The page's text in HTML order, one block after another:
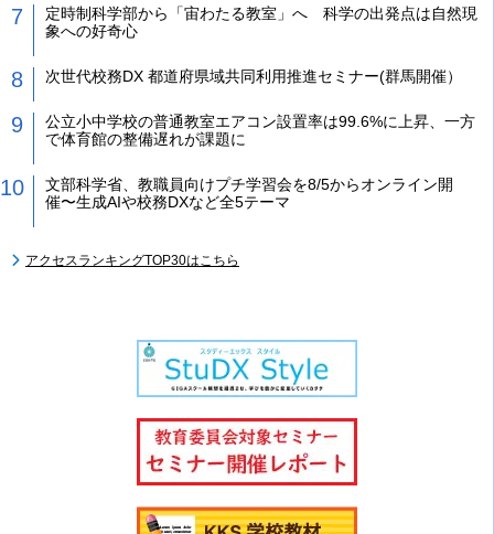
定時制科学部から「宙わたる教室」へ 科学の出発点は自然現
象への好奇心
次世代校務DX 都道府県域共同利用推進セミナー(群馬開催）
公立小中学校の普通教室エアコン設置率は99.6%に上昇、一方
で体育館の整備遅れが課題に
文部科学省、教職員向けプチ学習会を8/5からオンライン開
催〜生成AIや校務DXなど全5テーマ
アクセスランキングTOP30はこちら